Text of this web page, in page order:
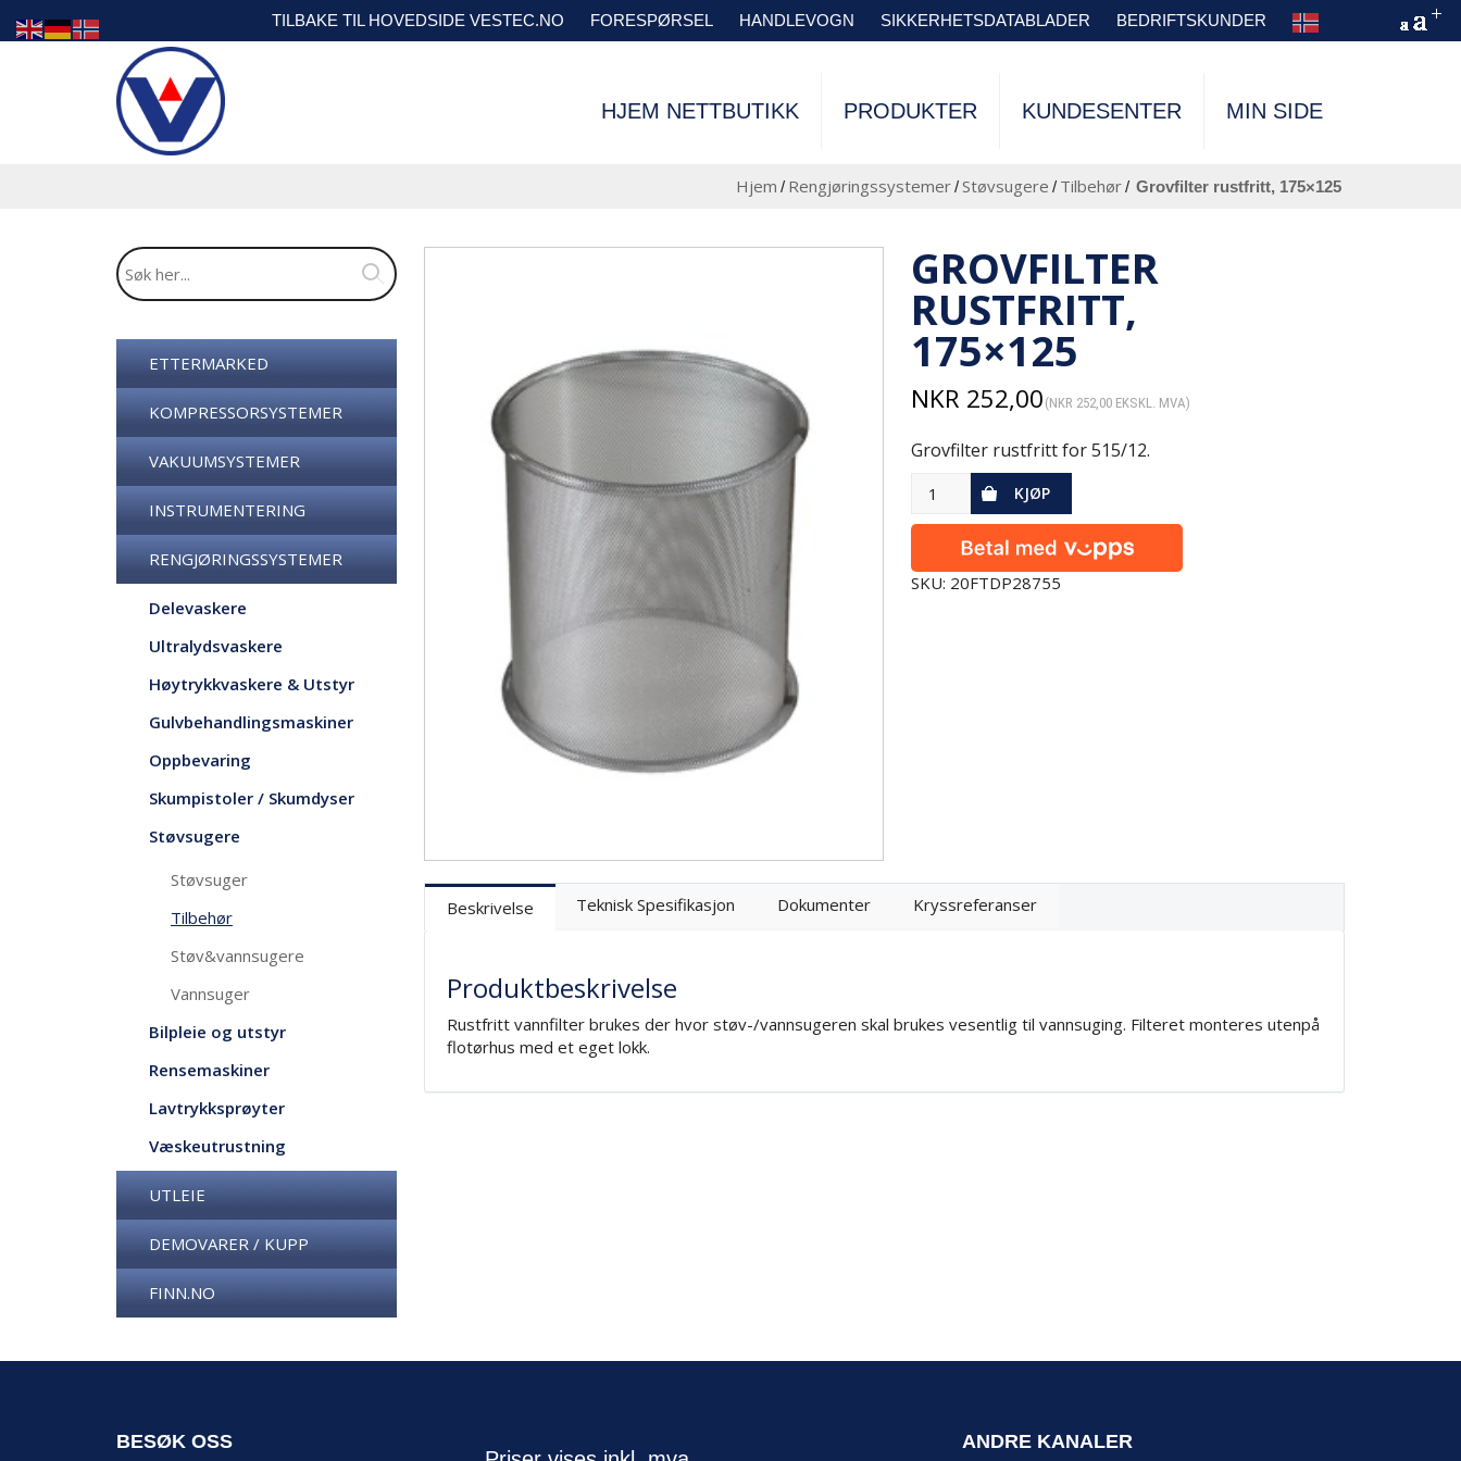
TILBAKE TIL HOVEDSIDE VESTEC.NO FORESPØRSEL HANDLEVOGN SIKKERHETSDATABLADER BEDRIFTSKUNDER
HJEM NETTBUTIKK PRODUKTER KUNDESENTER MIN SIDE
Hjem / Rengjøringssystemer/Støvsugere / Tilbehør/ grovfilter rustfritt, 175×125
ETTERMARKED
KOMPRESSORSYSTEMER
VAKUUMSYSTEMER
INSTRUMENTERING
RENGJØRINGSSYSTEMER
Delevaskere
Ultralydsvaskere
Høytrykkvaskere & Utstyr
Gulvbehandlingsmaskiner
Oppbevaring
Skumpistoler / Skumdyser
Støvsugere
Støvsuger
Tilbehør
Støv&vannsugere
Vannsuger
Bilpleie og utstyr
Rensemaskiner
Lavtrykksprøyter
Væskeutrustning
UTLEIE
DEMOVARER / KUPP
FINN.NO
GROVFILTER
RUSTFRITT,
175×125
NKR 252,00 (NKR 252,00 EKSKL. MVA)
Grovfilter rustfritt for 515/12.
KJØP
SKU: 20FTDP28755
Beskrivelse Teknisk Spesifikasjon Dokumenter Kryssreferanser
Produktbeskrivelse
Rustfritt vannfilter brukes der hvor støv-/vannsugeren skal brukes vesentlig til vannsuging. Filteret monteres utenpå
flotørhus med et eget lokk.
BESØK OSS ANDRE KANALER